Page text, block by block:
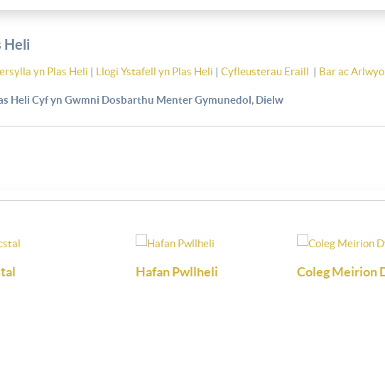
Heli
yn Plas Heli | Llogi Ystafell yn Plas Heli | Cyfleusterau Eraill | Bar ac Arlwyo
Heli Cyf yn Gwmni Dosbarthu Menter Gymunedol, Dielw
Firmhelm